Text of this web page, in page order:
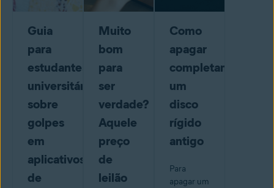
Guia
para
estudantes
universitários
sobre
golpes
em
aplicativos
de
Muito
bom
para
ser
verdade?
Aquele
preço
de
leilão
Como
apagar
completamente
um
disco
rígido
antigo
Para
apagar um